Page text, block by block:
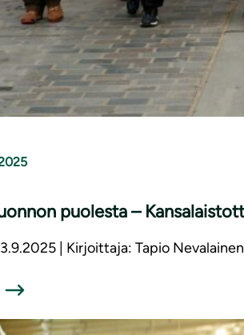
puolesta –
| Kirjoittaja: Tapio Nevalainen